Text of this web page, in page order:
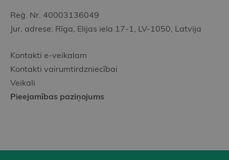
Reģ. Nr. 40003136049
Jur. adrese: Rīga, Elijas iela 17-1, LV-1050, Latvija
Kontakti e-veikalam
Kontakti vairumtirdzniecībai
Veikali
Pieejamības paziņojums